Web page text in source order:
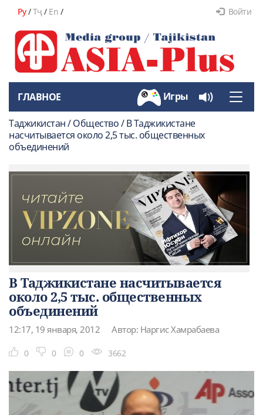
Ру/Тҷ/ En / Войти
Toggle
ГЛАВНОЕ Игры
Таджикистан / Общество / В Таджикистане
насчитывается около 2,5 тыс. общественных
объединений
В Таджикистане насчитывается
около 2,5 тыс. общественных
объединений
12:17, 19 января, 2012 Автор: Наргис Хамрабаева
0 0 0 3662